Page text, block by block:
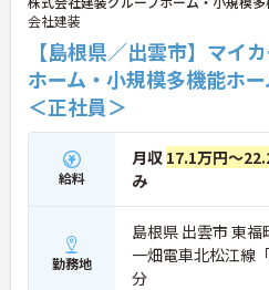
会社建装
【島根県／出雲市】マイ
ホーム・小規模多機能ホ
＜正社員＞
給料
月収 17.1万円～
み
勤務地
島根県 出雲市 東福
一畑電車北松江線
分